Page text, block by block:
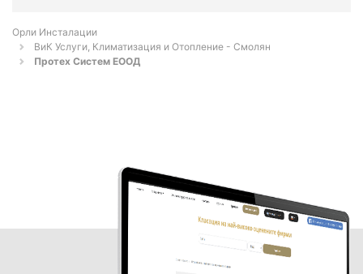
Орли Инсталации
ВиК Услуги, Климатизация и Отопление - Смолян
Протех Систем ЕООД